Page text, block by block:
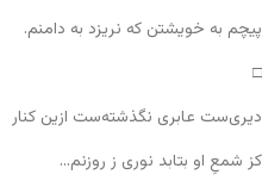
پیچم به خویشتن که نریزد به دامنم.
□
دیری‌ست عابری نگذشته‌ست ازین کنار
کز شمعِ او بتابد نوری ز روزنم…